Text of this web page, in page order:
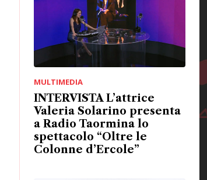
MULTIMEDIA
INTERVISTA L’attrice
Valeria Solarino presenta
a Radio Taormina lo
spettacolo “Oltre le
Colonne d’Ercole”